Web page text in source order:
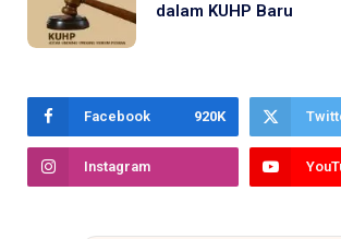
dalam KUHP Baru
Facebook 920K
Instagram